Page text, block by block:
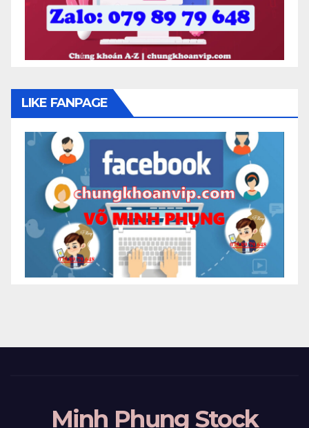
LIKE FANPAGE
Minh Phụng Stock